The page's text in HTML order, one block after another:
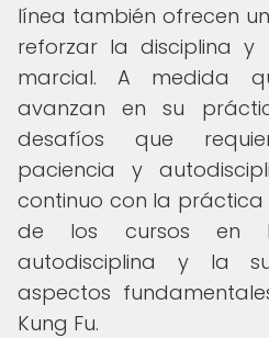
línea también ofrecen
reforzar la disciplina
marcial. A medida
avanzan en su
desafíos que
paciencia y
continuo con la práctica
de los cursos en
autodisciplina y la
aspectos
Kung Fu.